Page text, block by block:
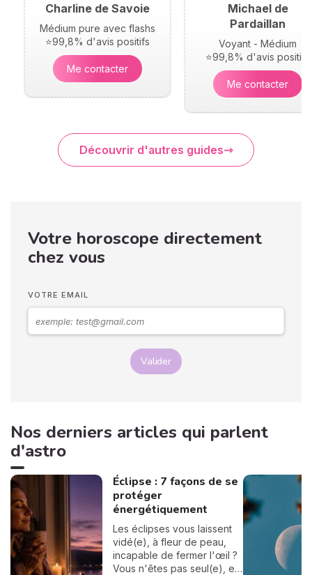
Charline de Savoie
Médium pure avec flashs
⭐99,8% d'avis positifs
Me contacter
Michael de
Pardaillan
Voyant - Médium
⭐99,8% d'avis positifs
Me contacter
Découvrir d'autres guides
Votre horoscope directement
chez vous
VOTRE EMAIL
Valider
Nos derniers articles qui parlent
d'astro
Éclipse : 7 façons de se
protéger
énergétiquement
Les éclipses vous laissent
vidé(e), à fleur de peau,
incapable de fermer l'œil ?
Vous n'êtes pas seul(e), et